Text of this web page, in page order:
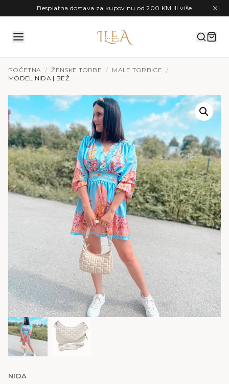
Preskoči na sadržajBesplatna dostava za kupovinu od 200 KM ili više
POČETNA / ŽENSKE TORBE / MALE TORBICE /
MODEL NIDA | BEŽ
NIDA